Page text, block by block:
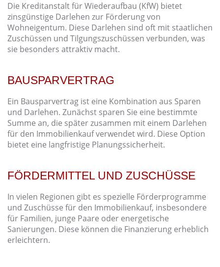
Die Kreditanstalt für Wiederaufbau (KfW) bietet
zinsgünstige Darlehen zur Förderung von
Wohneigentum. Diese Darlehen sind oft mit staatlichen
Zuschüssen und Tilgungszuschüssen verbunden, was
sie besonders attraktiv macht.
BAUSPARVERTRAG
Ein Bausparvertrag ist eine Kombination aus Sparen
und Darlehen. Zunächst sparen Sie eine bestimmte
Summe an, die später zusammen mit einem Darlehen
für den Immobilienkauf verwendet wird. Diese Option
bietet eine langfristige Planungssicherheit.
FÖRDERMITTEL UND ZUSCHÜSSE
In vielen Regionen gibt es spezielle Förderprogramme
und Zuschüsse für den Immobilienkauf, insbesondere
für Familien, junge Paare oder energetische
Sanierungen. Diese können die Finanzierung erheblich
erleichtern.